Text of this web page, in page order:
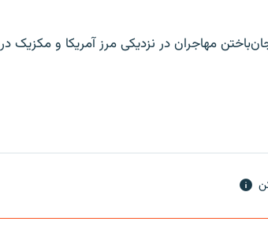
مهاجران در نزدیکی مرز آمریکا و